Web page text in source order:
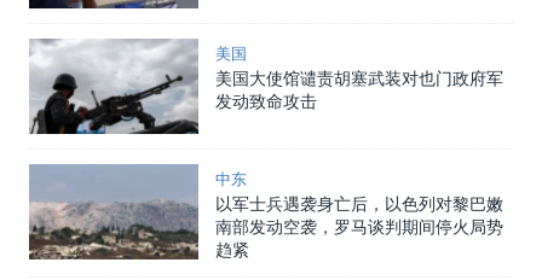
美国
美国大使馆谴责胡塞武装对也门政府军
发动致命攻击
中东
以军士兵遇袭身亡后，以色列对黎巴嫩
南部发动空袭，罗马谈判期间停火局势
趋紧